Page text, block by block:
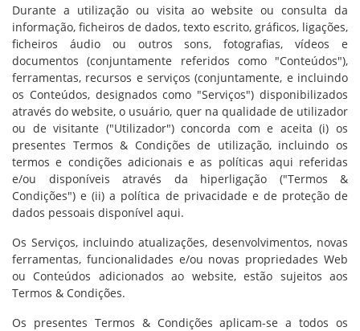
Durante a utilização ou visita ao website ou consulta da
informação, ficheiros de dados, texto escrito, gráficos, ligações,
ficheiros áudio ou outros sons, fotografias, vídeos e
documentos (conjuntamente referidos como "Conteúdos"),
ferramentas, recursos e serviços (conjuntamente, e incluindo
os Conteúdos, designados como "Serviços") disponibilizados
através do website, o usuário, quer na qualidade de utilizador
ou de visitante ("Utilizador") concorda com e aceita (i) os
presentes Termos & Condições de utilização, incluindo os
termos e condições adicionais e as políticas aqui referidas
e/ou disponíveis através da hiperligação ("Termos &
Condições") e (ii) a política de privacidade e de proteção de
dados pessoais disponível aqui.
Os Serviços, incluindo atualizações, desenvolvimentos, novas
ferramentas, funcionalidades e/ou novas propriedades Web
ou Conteúdos adicionados ao website, estão sujeitos aos
Termos & Condições.
Os presentes Termos & Condições aplicam-se a todos os